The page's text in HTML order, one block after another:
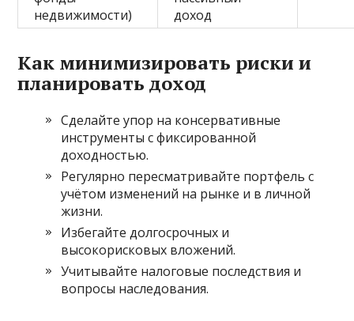
недвижимости)
доход
Как минимизировать риски и
планировать доход
Сделайте упор на консервативные
инструменты с фиксированной
доходностью.
Регулярно пересматривайте портфель с
учётом изменений на рынке и в личной
жизни.
Избегайте долгосрочных и
высокорисковых вложений.
Учитывайте налоговые последствия и
вопросы наследования.